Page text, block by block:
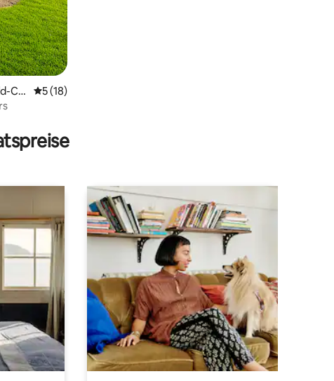
Ca
Durchschnittliche Bewertung: 5 von 5, 18 Bewertungen
5 (18)